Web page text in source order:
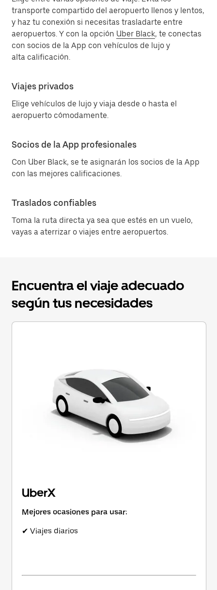
transporte compartido del aeropuerto llenos y lentos,
y haz tu conexión si necesitas trasladarte entre
aeropuertos. Y con la opción Uber Black, te conectas
con socios de la App con vehículos de lujo y
alta calificación.
Viajes privados
Elige vehículos de lujo y viaja desde o hasta el
aeropuerto cómodamente.
Socios de la App profesionales
Con Uber Black, se te asignarán los socios de la App
con las mejores calificaciones.
Traslados confiables
Toma la ruta directa ya sea que estés en un vuelo,
vayas a aterrizar o viajes entre aeropuertos.
Encuentra el viaje adecuado
según tus necesidades
UberX
Mejores ocasiones para usar:
✔ Viajes diarios